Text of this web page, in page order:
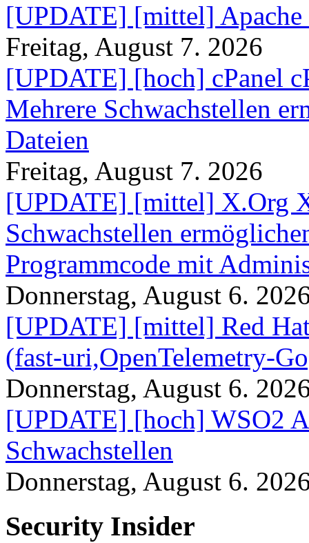
[UPDATE] [mittel] Apache
Freitag, August 7. 2026
[UPDATE] [hoch] cPanel
Mehrere Schwachstellen
Dateien
Freitag, August 7. 2026
[UPDATE] [mittel] X.Org
Schwachstellen
Programmcode mit
Donnerstag, August 6.
[UPDATE] [mittel] Red
(fast-uri,OpenTelemetry-
Donnerstag, August 6.
[UPDATE] [hoch] WSO2
Schwachstellen
Donnerstag, August 6.
Security Insider